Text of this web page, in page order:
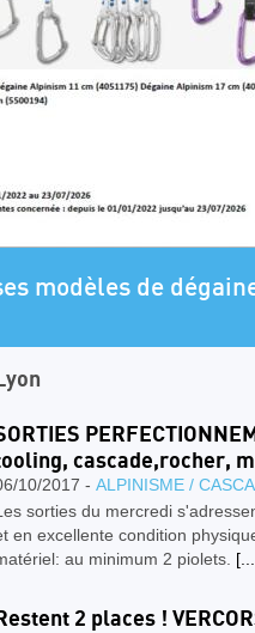
modèles de
cascade,rocher,
10/2017 - ALPINISME /
sorties du mercredi
en excellente condition
au minimum 2 piolets.
Restent 2 places !